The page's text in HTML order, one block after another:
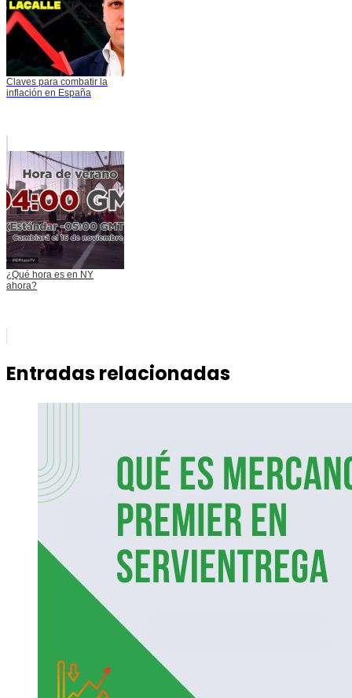
Claves para combatir la
inflación en España
¿Qué hora es en NY
ahora?
Entradas relacionadas